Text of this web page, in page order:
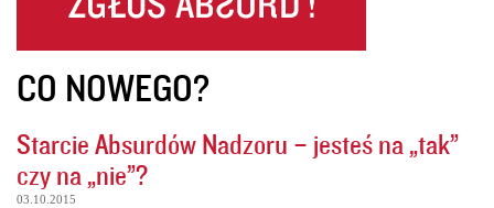
CO NOWEGO?
Starcie Absurdów Nadzoru – jesteś na „tak”
czy na „nie”?
03.10.2015